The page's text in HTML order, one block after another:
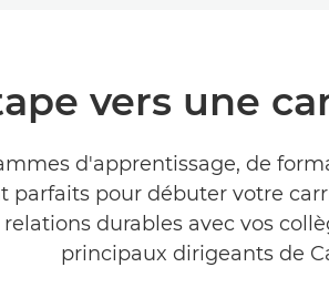
vers une
d'apprentissage, de
parfaits pour débuter votre
durables avec vos
principaux dirigeants de